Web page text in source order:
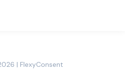
| FlexyConsent